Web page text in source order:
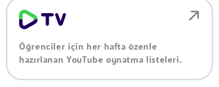
Öğrenciler için her hafta özenle
hazırlanan YouTube oynatma listeleri.